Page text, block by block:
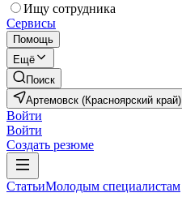
Ищу сотрудника
Сервисы
Помощь
Ещё
Поиск
Артемовск (Красноярский край)
Войти
Войти
Создать резюме
СтатьиМолодым специалистам